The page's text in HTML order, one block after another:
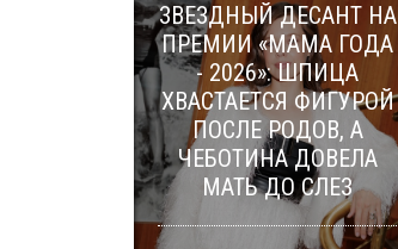
ЗВЕЗДНЫЙ ДЕСАНТ НА
ПРЕМИИ «МАМА ГОДА
- 2026»: ШПИЦА
ХВАСТАЕТСЯ ФИГУРОЙ
ПОСЛЕ РОДОВ, А
ЧЕБОТИНА ДОВЕЛА
МАТЬ ДО СЛЕЗ